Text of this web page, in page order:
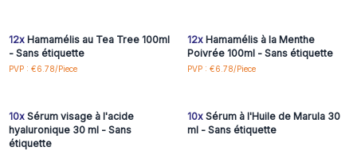
12xHamamélis au Tea Tree 100ml
- Sans étiquette
PVP : €6.78/Piece
12xHamamélis à la Menthe
Poivrée 100ml - Sans étiquette
PVP : €6.78/Piece
Connectez-vous ou
10xSérum visage à l'acide
hyaluronique 30 ml - Sans
étiquette
Connectez-vous ou
10xSérum à l'Huile de Marula 30
ml - Sans étiquette